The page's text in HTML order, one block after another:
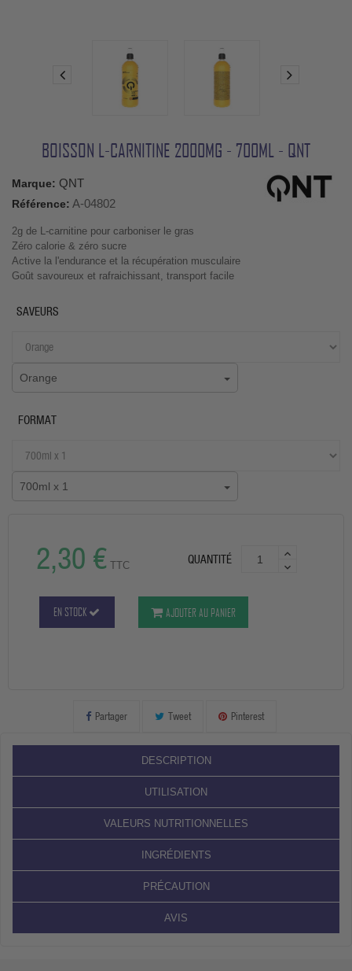
BOISSON L-CARNITINE 2000MG - 700ML - QNT
Marque: QNT
Référence: A-04802
2g de L-carnitine pour carboniser le gras
Zéro calorie & zéro sucre
Active la l'endurance et la récupération musculaire
Goût savoureux et rafraichissant, transport facile
SAVEURS
Orange
FORMAT
700ml x 1
2,30 € TTC QUANTITÉ
EN STOCK AJOUTER AU PANIER
Partager Tweet Pinterest
DESCRIPTION
UTILISATION
VALEURS NUTRITIONNELLES
INGRÉDIENTS
PRÉCAUTION
AVIS